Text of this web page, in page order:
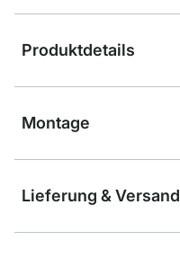
Produktdetails
Montage
Lieferung & Versand